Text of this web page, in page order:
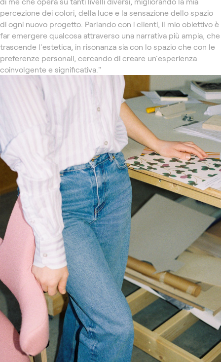
percezione dei colori, della luce e la sensazione dello spazio
di ogni nuovo progetto. Parlando con i clienti, il mio obiettivo è
far emergere qualcosa attraverso una narrativa più ampia, che
trascende l'estetica, in risonanza sia con lo spazio che con le
preferenze personali, cercando di creare un'esperienza
coinvolgente e significativa."